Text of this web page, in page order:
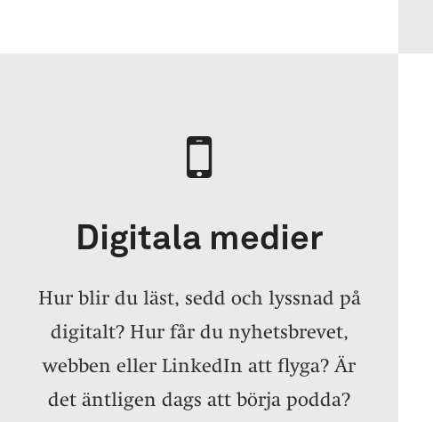
Digitala medier
Hur blir du läst, sedd och lyssnad på
digitalt? Hur får du nyhetsbrevet,
webben eller LinkedIn att flyga? Är
det äntligen dags att börja podda?